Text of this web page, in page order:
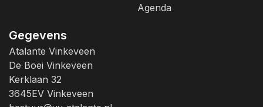
Agenda
Gegevens
Atalante Vinkeveen
De Boei Vinkeveen
Kerklaan 32
3645EV Vinkeveen